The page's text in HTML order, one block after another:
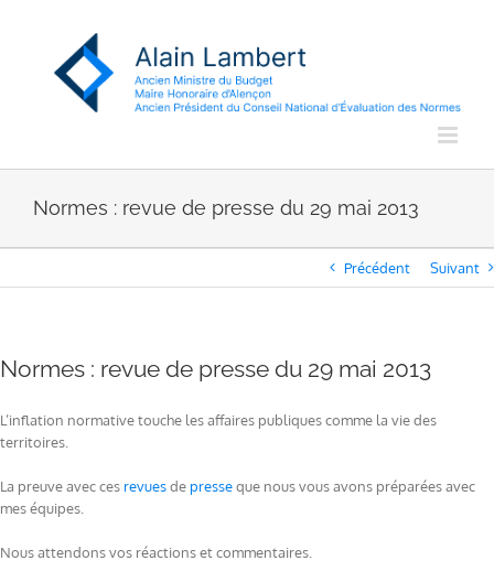
Normes : revue de presse du 29 mai 2013
Précédent Suivant
Normes : revue de presse du 29 mai 2013
L’inflation normative touche les affaires publiques comme la vie des
territoires.
La preuve avec ces revuesdepresseque nous vous avons préparées avec
mes équipes.
Nous attendons vos réactions et commentaires.